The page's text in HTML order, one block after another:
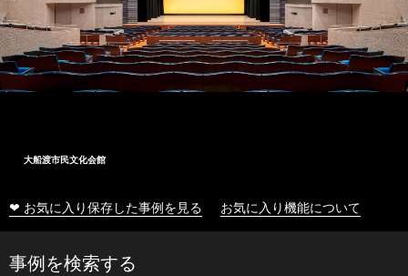
大船渡市民文化会館
❤ お気に入り保存した事例を見る お気に入り機能について
事例を検索する